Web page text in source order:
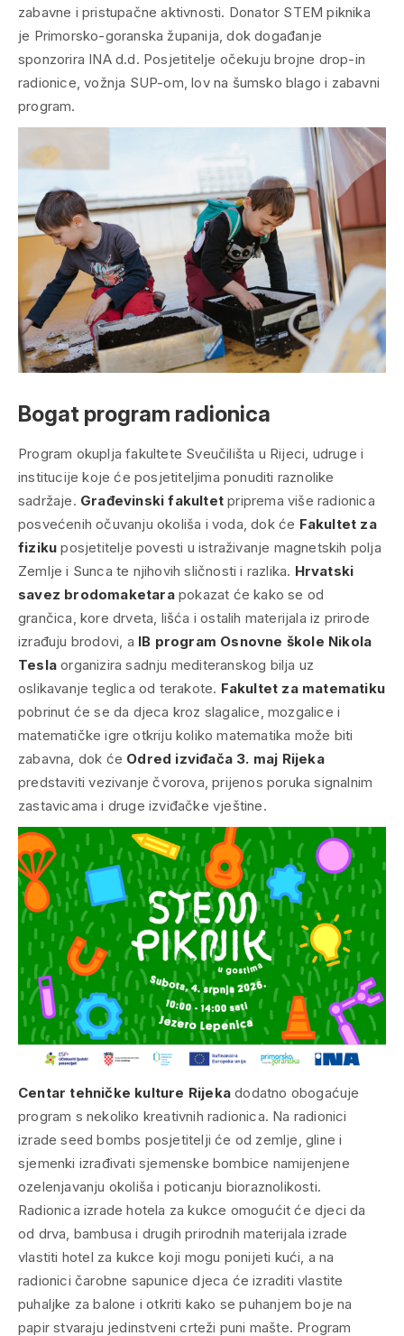
zabavne i pristupačne aktivnosti. Donator STEM piknika
je Primorsko-goranska županija, dok događanje
sponzorira INA d.d. Posjetitelje očekuju brojne drop-in
radionice, vožnja SUP-om, lov na šumsko blago i zabavni
program.
Bogat program radionica
Program okuplja fakultete Sveučilišta u Rijeci, udruge i
institucije koje će posjetiteljima ponuditi raznolike
sadržaje. Građevinski fakultet priprema više radionica
posvećenih očuvanju okoliša i voda, dok će Fakultet za
fiziku posjetitelje povesti u istraživanje magnetskih polja
Zemlje i Sunca te njihovih sličnosti i razlika. Hrvatski
savez brodomaketarapokazat će kako se od
grančica, kore drveta, lišća i ostalih materijala iz prirode
izrađuju brodovi, a IB program Osnovne škole Nikola
Tesla organizira sadnju mediteranskog bilja uz
oslikavanje teglica od terakote. Fakultet za matematiku
pobrinut će se da djeca kroz slagalice, mozgalice i
matematičke igre otkriju koliko matematika može biti
zabavna, dok će Odred izviđača 3. maj Rijeka
predstaviti vezivanje čvorova, prijenos poruka signalnim
zastavicama i druge izviđačke vještine.
Centar tehničke kulture Rijeka dodatno obogaćuje
program s nekoliko kreativnih radionica. Na radionici
izradeseed bombs posjetitelji će od zemlje, gline i
sjemenki izrađivati sjemenske bombice namijenjene
ozelenjavanju okoliša i poticanju bioraznolikosti.
Radionica izrade hotela za kukce omogućit će djeci da
od drva, bambusa i drugih prirodnih materijala izrade
vlastiti hotel za kukce koji mogu ponijeti kući, a na
radionici čarobne sapunice djeca će izraditi vlastite
puhaljke za balone i otkriti kako se puhanjem boje na
papir stvaraju jedinstveni crteži puni mašte. Program